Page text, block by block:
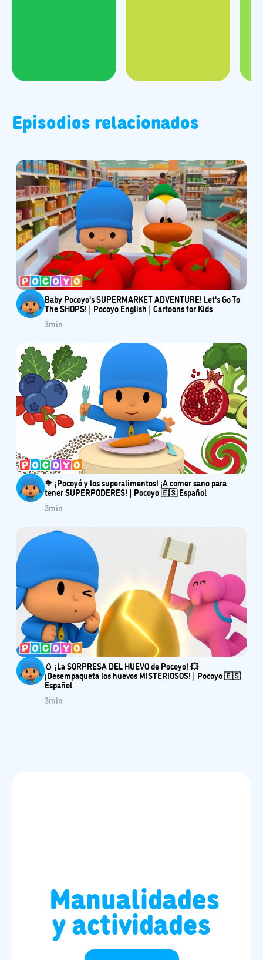
Episodios relacionados
Baby Pocoyo's SUPERMARKET ADVENTURE! Let's Go To
The SHOPS! | Pocoyo English | Cartoons for Kids
3min
🥦 ¡Pocoyó y los superalimentos! ¡A comer sano para
tener SUPERPODERES! | Pocoyo 🇪🇸 Español
3min
🥚 ¡La SORPRESA DEL HUEVO de Pocoyo! 💥
¡Desempaqueta los huevos MISTERIOSOS! | Pocoyo 🇪🇸
Español
3min
Manualidades
y actividades